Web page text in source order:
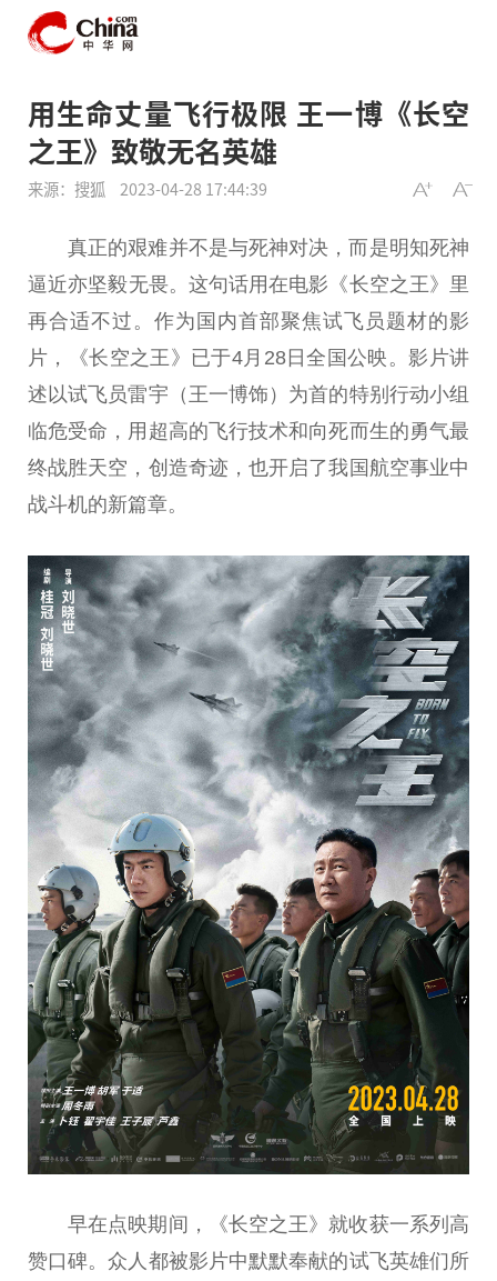
用生命丈量飞行极限 王一博《长空
之王》致敬无名英雄
来源：搜狐 2023-04-28 17:44:39
真正的艰难并不是与死神对决，而是明知死神
逼近亦坚毅无畏。这句话用在电影《长空之王》里
再合适不过。作为国内首部聚焦试飞员题材的影
片，《长空之王》已于4月28日全国公映。影片讲
述以试飞员雷宇（王一博饰）为首的特别行动小组
临危受命，用超高的飞行技术和向死而生的勇气最
终战胜天空，创造奇迹，也开启了我国航空事业中
战斗机的新篇章。
早在点映期间，《长空之王》就收获一系列高
赞口碑。众人都被影片中默默奉献的试飞英雄们所